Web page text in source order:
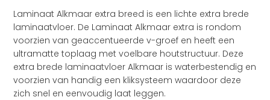
Laminaat Alkmaar extra breed is een lichte extra brede
laminaatvloer. De Laminaat Alkmaar extra is rondom
voorzien van geaccentueerde v-groef en heeft een
ultramatte toplaag met voelbare houtstructuur. Deze
extra brede laminaatvloer Alkmaar is waterbestendig en
voorzien van handig een kliksysteem waardoor deze
zich snel en eenvoudig laat leggen.